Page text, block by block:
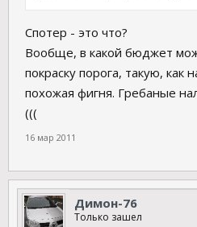
Спотер - это что?
Вообще, в какой бюджет
покраску порога, такую, как
похожая фигня. Гребаные
(((
16 мар 2011
Димон-76
Только зашел